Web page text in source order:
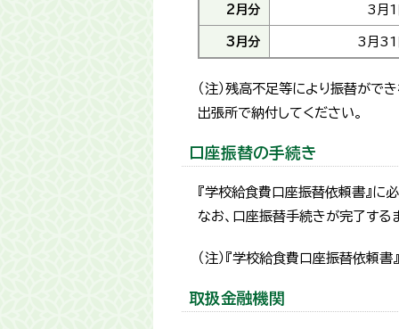
2月分 3月1
3月分 3月31
（注）残高不足等により振替がで
出張所で納付してください。
口座振替の手続き
『学校給食費口座振替依頼書』に
なお、口座振替手続きが完了する
（注）『学校給食費口座振替依頼
取扱金融機関